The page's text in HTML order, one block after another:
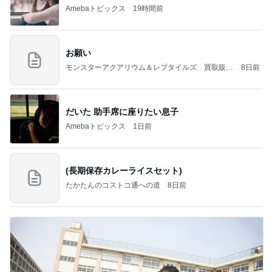
Amebaトピックス 19時間前
お願い
モンスターアクアリウム＆レプタイルズ 買取販売
8日前
だいた 助手席に座りたい息子
Amebaトピックス 1日前
(長期保存カレーライスセット)
たかたんのコストコ通への道 8日前